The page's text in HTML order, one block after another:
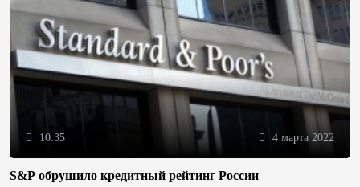
10:35 4 марта 2022
S&P обрушило кредитный рейтинг России